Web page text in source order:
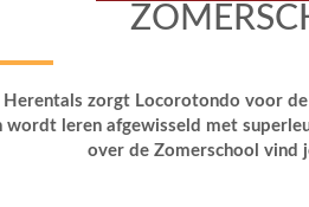
Herentals zorgt Locorotondo voor
wordt leren afgewisseld met
over de Zomerschool vind